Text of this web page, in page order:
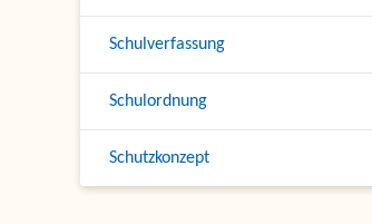
Schulverfassung
Schulordnung
Schutzkonzept